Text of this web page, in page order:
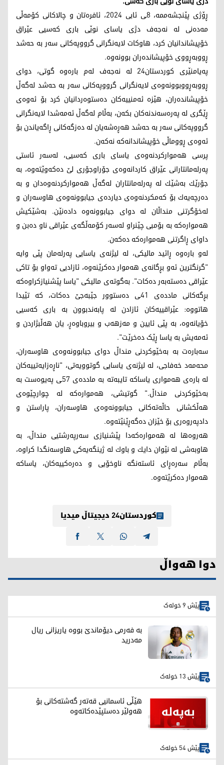
ڕۆژی پێنجشه‌ممه‌، 8ـی ئابی 2024، ئافره‌تان و چالاكانی كۆمه‌ڵی
مه‌ده‌نی له‌ نه‌جه‌ف دژی یاسای نوێی باری كه‌سیی عێراق
خۆپیشاندانیان كرد، هاوكات لایه‌نگرانی گرووپه‌كانی سه‌ر به‌ حه‌شد
ڕووبه‌ڕووی خۆپیشانده‌ران بوونه‌وه‌.
په‌یامنێری كوردستان24 له‌ نه‌جه‌ف له‌م باره‌وه‌ گوتی، دوای
ڕووبه‌ڕووبوونه‌وه‌ی لایه‌نگرانی گرووپه‌كانی سه‌ر به‌ حه‌شد له‌گه‌ڵ
خۆپیشانده‌ران، هێزه‌ ئه‌منییه‌كان ده‌ستوه‌ردانیان كرد بۆ ئه‌وه‌ی
ڕێگری له‌ په‌ره‌سه‌ندنه‌كان بكه‌ن، به‌ڵام له‌گه‌ڵ ئه‌مه‌شدا لایه‌نگرانی
گرووپه‌كانی سه‌ر به‌ حه‌شد هه‌ڕه‌شه‌یان له‌ ده‌زگه‌كانی ڕاگه‌یاندن بۆ
ئه‌وه‌ی ڕووماڵی خۆپیشاندانه‌كه‌ نه‌كه‌ن.
پرسی هه‌مواركردنه‌وه‌ی یاسای باری كه‌سیی، له‌سه‌ر ئاستی
په‌رله‌مانتارانی عێراق كاردانه‌وه‌ی جۆراوجۆری لێ ده‌كه‌وێته‌وه‌، به‌
جۆرێك به‌شێك له‌ په‌رله‌مانتاران له‌گه‌ڵ هه‌مواركردنه‌وه‌دان و به‌
ده‌رچه‌یه‌ك بۆ كه‌مكردنه‌وه‌ی دیارده‌ی جیابوونه‌وه‌ی هاوسه‌ران و
له‌خۆگرتنی منداڵان له ‌دوای جیابوونه‌وه‌ داده‌نێن. به‌شێكیش
هه‌مواره‌كه‌ به‌ بۆمبی چێنراو له‌سه‌ر كۆمه‌ڵگه‌ی عێراقی ناو ده‌بن و
داوای ڕاگرتنی هه‌مواره‌كه‌ ده‌كه‌ن.
له‌و باره‌‌وه‌ ڕائید مالیكی، له ‌لیژنه‌ی یاسایی په‌رله‌مان پێی وایه‌
"گرنگترین ئه‌و بڕگانه‌ی هه‌موار ده‌كرێنه‌وه‌، ئازادیی ته‌واو بۆ‌ تاكی
عێراقی ده‌سته‌به‌ر ده‌كات". به‌گوته‌ی مالیكی "یاسا پێشنیازکراوەکە
بڕگەکانی ماددەی 41ـی دەستوور جێبەجێ دەکات، کە تێیدا
هاتووە: عێراقییەکان ئازادن لە پابەندبوون بە باری کەسیی
خۆیانەوە، بە پێی ئایین و مەزهەب و بیروباوەڕ، یان هەڵبژاردن و
ئەمەیش بە یاسا ڕێک دەخرێت".
سه‌باره‌ت به‌ به‌خێوكردنی منداڵ دوای جیابوونه‌وه‌ی هاوسه‌ران،
محه‌مه‌د خه‌فاجی، له ‌لیژنه‌ی یاسایی گوتوویه‌تی، "ناڕه‌زایه‌تییه‌كان
له‌ باره‌ی هه‌مواری یاساكه‌ تایبه‌ته‌ به‌ مادده‌ی 57ـی په‌یوه‌ست به‌
به‌خێوكردنی منداڵ." گوتیشی، هه‌مواره‌كه‌ له‌ چوارچێوه‌ی
هه‌ڵكشانی حاڵه‌ته‌كانی جیابوونه‌وه‌ی هاوسه‌ران، پاراستن و
دادپه‌روه‌ری بۆ خێزان ده‌گه‌ڕێنێته‌وه.
هەروەها له ‌هه‌مواره‌كه‌دا پێشنیازی سه‌رپه‌رشتیی منداڵ، به‌
هاوبه‌شی له‌ نێوان دایك و باوك له ‌ژینگه‌یه‌كی هاوسه‌نگدا كراوه‌،
به‌ڵام سه‌ره‌ڕای ئاسته‌نگه‌ ناوخۆیی و ده‌ره‌كییه‌كان، یاساكه‌
هه‌موار ده‌كرێته‌وه‌.
کوردستان24 دیجیتاڵ میدیا
دوا هەواڵ
پێش 9 خولەک
بە فەرمی دیۆماندێ بووە یاریزانی ریال
مەدرید
پێش 13 خولەک
هێڵی ئاسمانیی قەتەر گەشتەکانی بۆ
هەولێر دەستپێدەکاتەوە
پێش 54 خولەک